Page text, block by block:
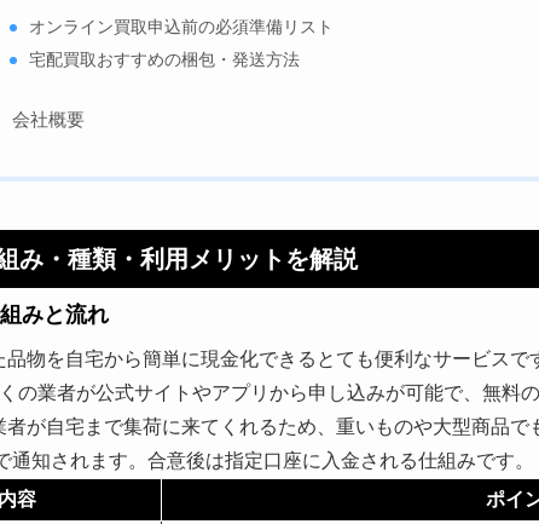
オンライン買取申込前の必須準備リスト
宅配買取おすすめの梱包・発送方法
会社概要
み・種類・利用メリットを解説
みと流れ
物を自宅から簡単に現金化できるとても便利なサービス
の業者が公式サイトやアプリから申し込みが可能で、無料
が自宅まで集荷に来てくれるため、重いものや大型商品
知されます。合意後は指定口座に入金される仕組みです。
内容 ポイ